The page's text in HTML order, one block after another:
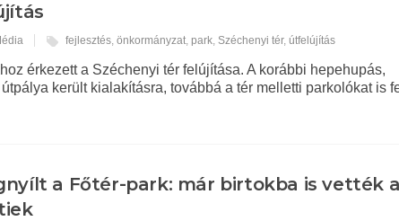
fejlesztés,önkormányzat,park, Széchenyi tér, útfelújítás
érkezett a Széchenyi tér felújítása. A korábbi hepehupás,
került kialakításra, továbbá a tér melletti parkolókat is
a Főtér-park: már birtokba is vették